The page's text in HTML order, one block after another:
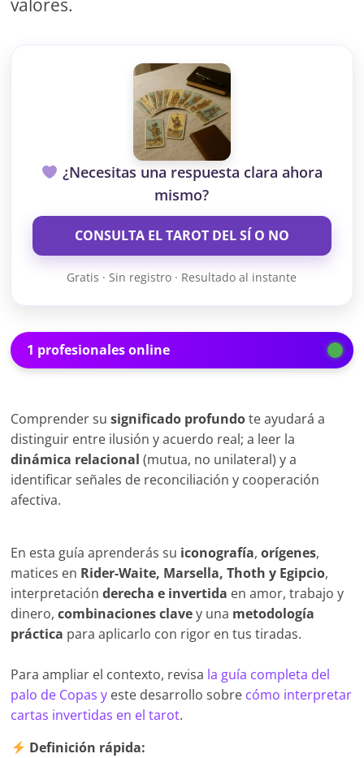
valores.
¿Necesitas una respuesta clara ahora
mismo?
CONSULTA EL TAROT DEL SÍ O NO
Gratis · Sin registro · Resultado al instante
1 profesionales online
Comprender susignificado profundote ayudará a
distinguir entre ilusión y acuerdo real; a leer la
dinámica relacional (mutua, no unilateral) y a
identificar señales de reconciliación y cooperación
afectiva.
En esta guía aprenderás su iconografía,orígenes,
matices en Rider-Waite, Marsella, Thoth y Egipcio,
interpretaciónderecha e invertida en amor, trabajo y
dinero,combinaciones clavey una metodología
práctica para aplicarlo con rigor en tus tiradas.
Para ampliar el contexto, revisa la guía completa del
palo de Copas y este desarrollo sobre cómo interpretar
cartas invertidas en el tarot.
Definición rápida: